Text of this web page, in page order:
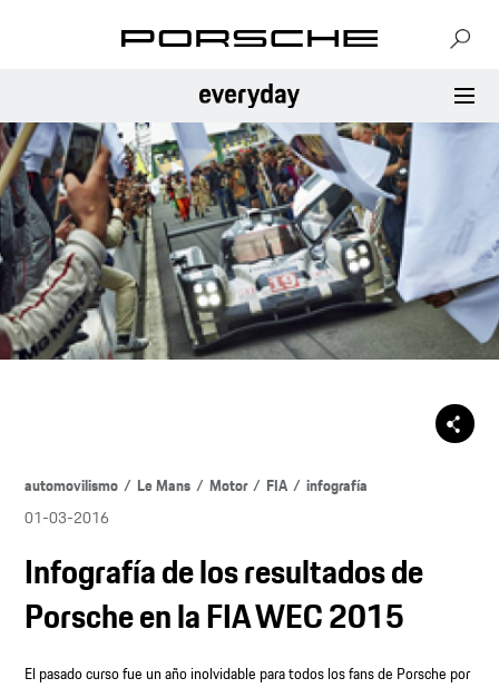
automovilismo Le Mans Motor FIA
infografía
01-03-2016
Infografía de los resultados de
Porsche en la FIA WEC 2015
El pasado curso fue un año inolvidable para todos los fans de Porsche por